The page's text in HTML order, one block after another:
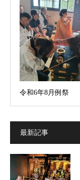
令和6年8月例祭
最新記事